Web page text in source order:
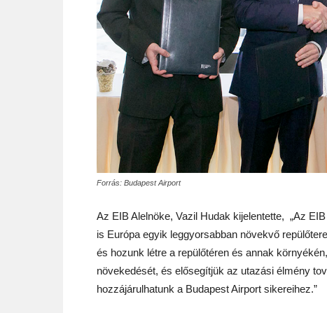
Forrás: Budapest Airport
Az EIB Alelnöke, Vazil Hudak kijelentette, „Az
is Európa egyik leggyorsabban növekvő
és hozunk létre a repülőtéren és annak
növekedését, és elősegítjük az utazási élmény
hozzájárulhatunk a Budapest Airport sikereihez.”